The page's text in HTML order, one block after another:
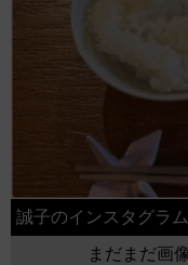
誠子のインスタグラ
まだまだ画